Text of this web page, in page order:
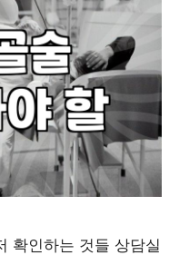
확인하는 것들 상담실